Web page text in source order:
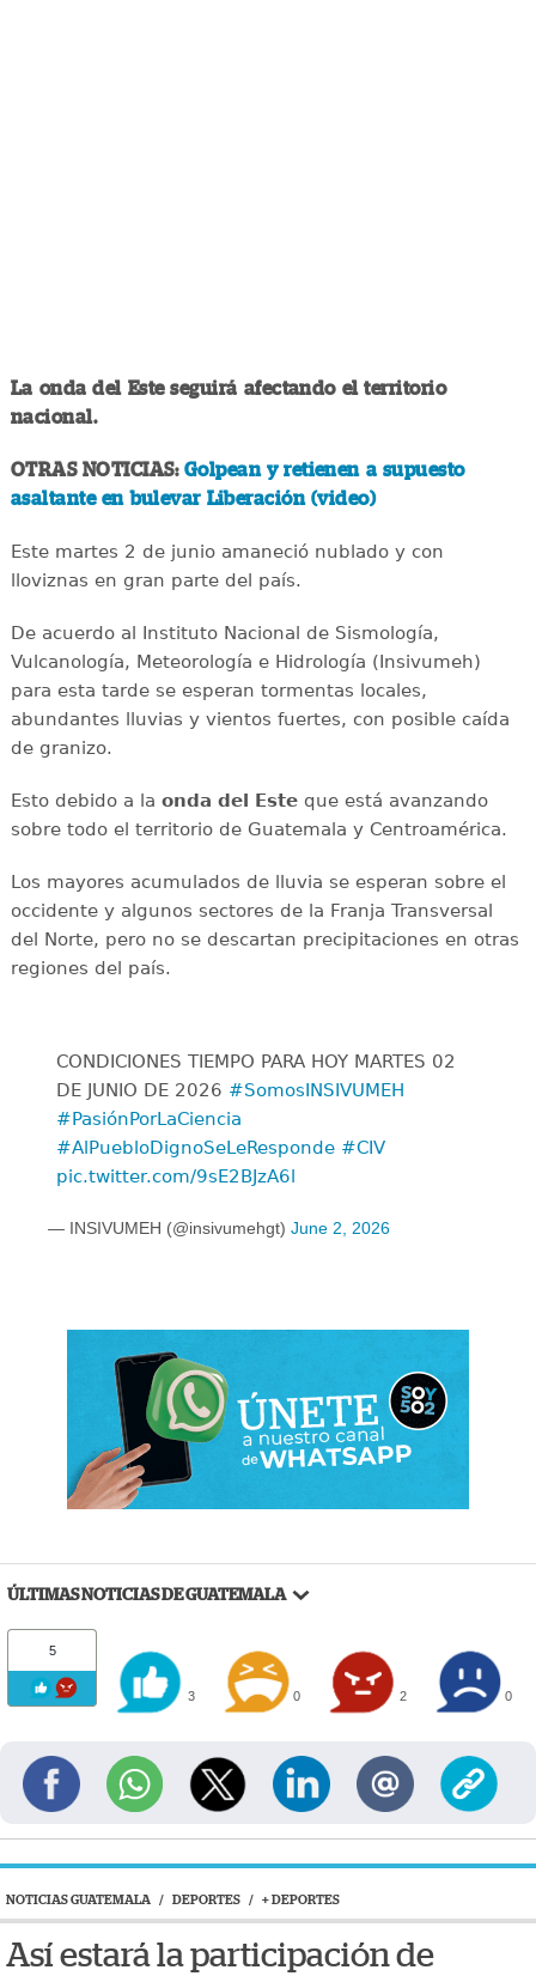
La onda del Este seguirá afectando el territorio
nacional.
OTRAS NOTICIAS: Golpean y retienen a supuesto
asaltante en bulevar Liberación (video)
Este martes 2 de junio amaneció nublado y con
lloviznas en gran parte del país.
De acuerdo al Instituto Nacional de Sismología,
Vulcanología, Meteorología e Hidrología (Insivumeh)
para esta tarde se esperan tormentas locales,
abundantes lluvias y vientos fuertes, con posible caída
de granizo.
Esto debido a la onda del Esteque está avanzando
sobre todo el territorio de Guatemala y Centroamérica.
Los mayores acumulados de lluvia se esperan sobre el
occidente y algunos sectores de la Franja Transversal
del Norte, pero no se descartan precipitaciones en otras
regiones del país.
CONDICIONES TIEMPO PARA HOY MARTES 02
DE JUNIO DE 2026 #SomosINSIVUMEH
#PasiónPorLaCiencia
#AlPuebloDignoSeLeResponde #CIV
pic.twitter.com/9sE2BJzA6l
— INSIVUMEH (@insivumehgt) June 2, 2026
ÚLTIMAS NOTICIAS DE GUATEMALA
5
3 0 2 0
NOTICIAS GUATEMALA / DEPORTES / + DEPORTES
Así estará la participación de